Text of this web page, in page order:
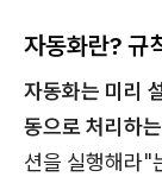
자동화란? 규
자동화는 미리
동으로 처리하
션을 실행해라"